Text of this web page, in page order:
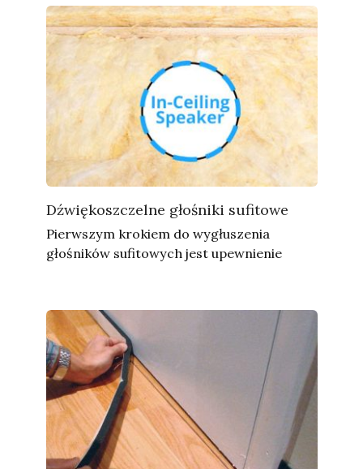
Dźwiękoszczelne głośniki sufitowe
Pierwszym krokiem do wygłuszenia
głośników sufitowych jest upewnienie